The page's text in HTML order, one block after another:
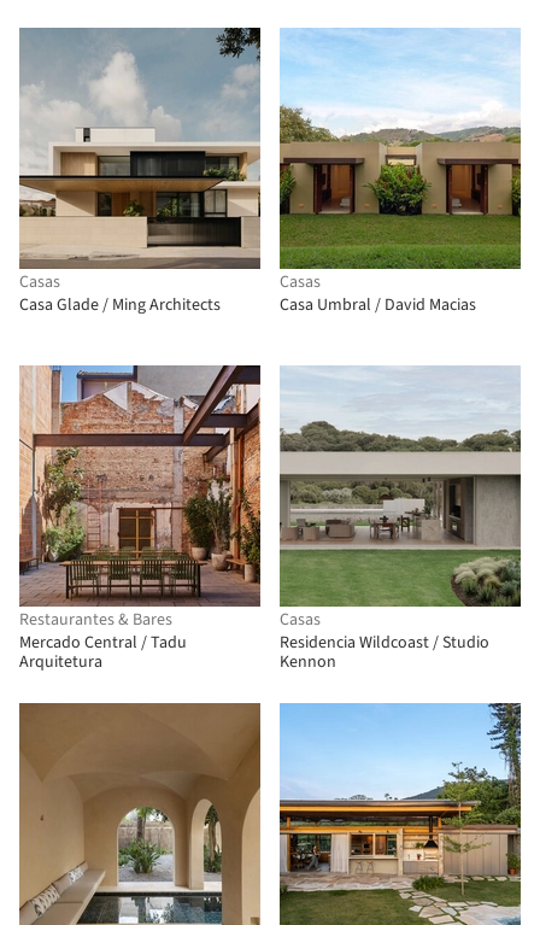
Casas
Casa Glade / Ming Architects
Casas
Casa Umbral / David Macias
Restaurantes & Bares
Mercado Central / Tadu
Arquitetura
Casas
Residencia Wildcoast / Studio
Kennon